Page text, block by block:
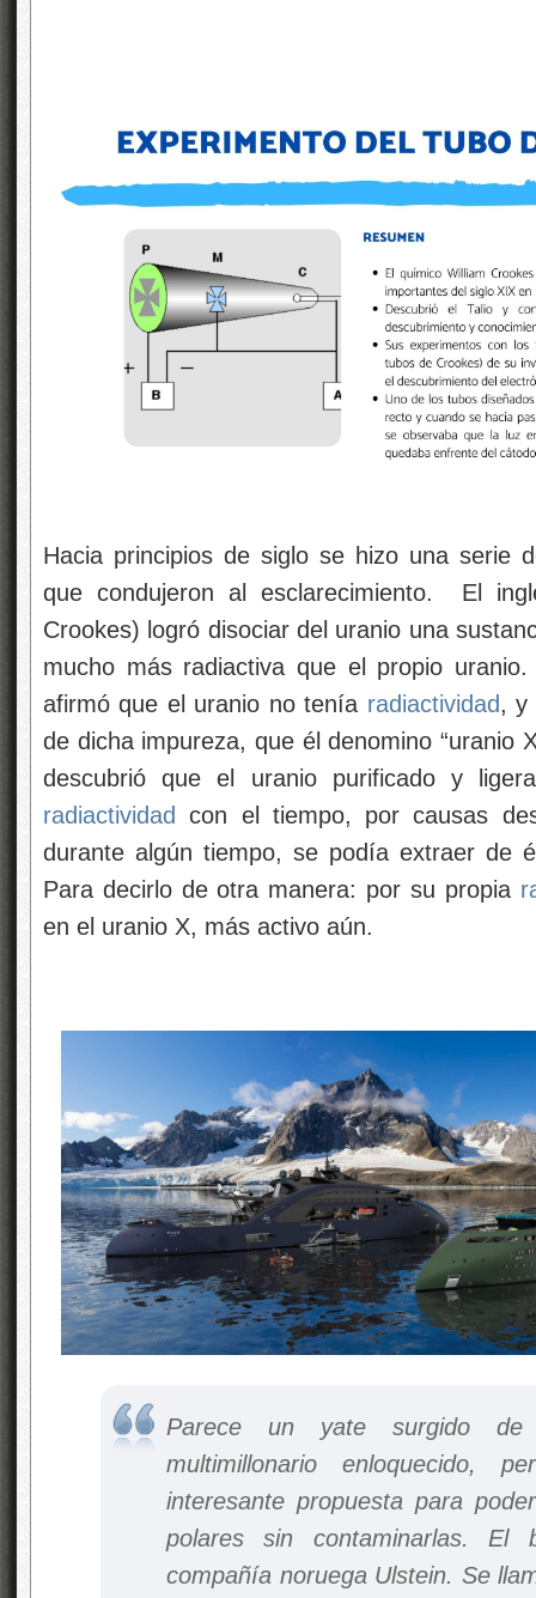
Hacia principios de siglo se hizo una serie
que condujeron al esclarecimiento. El
Crookes) logró disociar del uranio una
mucho más radiactiva que el propio
afirmó que el uranio no tenía radiactividad, y
de dicha impureza, que él denomino “uranio
descubrió que el uranio purificado y
radiactividad
con el tiempo, por causas
durante algún tiempo, se podía extraer de
Para decirlo de otra manera: por su propia
en el uranio X, más activo aún.
Parece un yate surgido
multimillonario enloquecido,
interesante propuesta para
polares sin contaminarlas.
compañía noruega Ulstein. Se